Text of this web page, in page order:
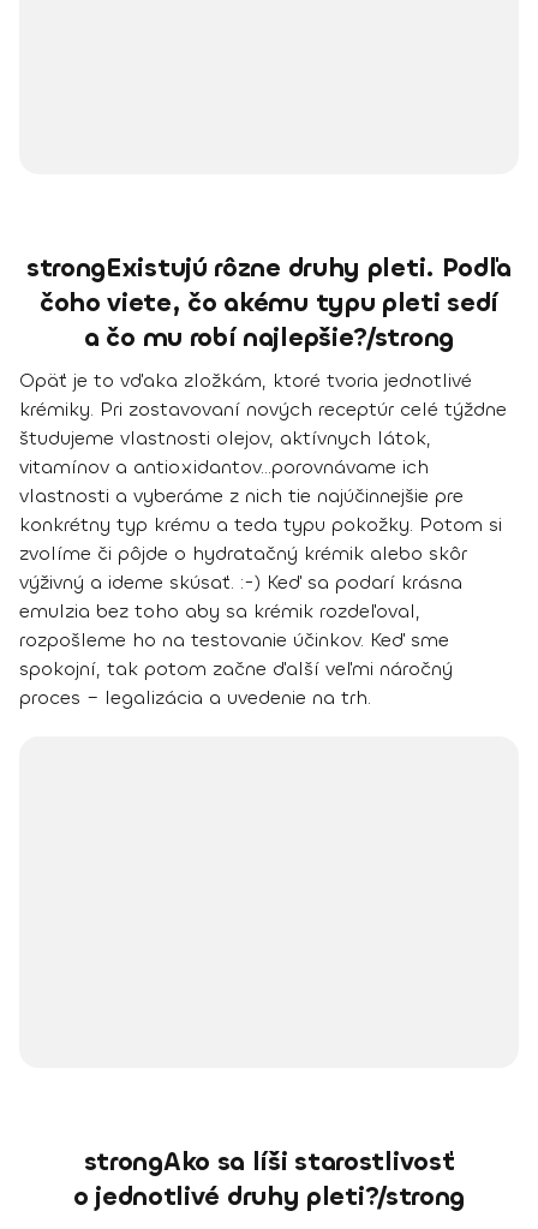
strongExistujú rôzne druhy pleti. Podľa
čoho viete, čo akému typu pleti sedí
a čo mu robí najlepšie?/strong
Opäť je to vďaka zložkám, ktoré tvoria jednotlivé
krémiky. Pri zostavovaní nových receptúr celé týždne
študujeme vlastnosti olejov, aktívnych látok,
vitamínov a antioxidantov...porovnávame ich
vlastnosti a vyberáme z nich tie najúčinnejšie pre
konkrétny typ krému a teda typu pokožky. Potom si
zvolíme či pôjde o hydratačný krémik alebo skôr
výživný a ideme skúsať. :-) Keď sa podarí krásna
emulzia bez toho aby sa krémik rozdeľoval,
rozpošleme ho na testovanie účinkov. Keď sme
spokojní, tak potom začne ďalší veľmi náročný
proces – legalizácia a uvedenie na trh.
strongAko sa líši starostlivosť
o jednotlivé druhy pleti?/strong